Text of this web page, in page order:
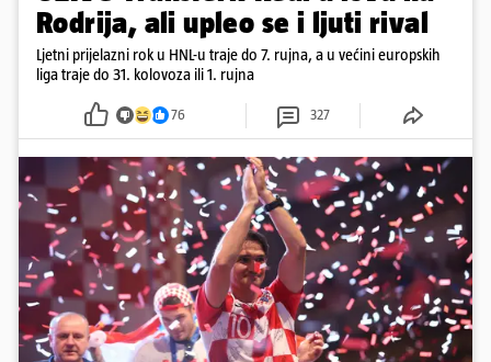
Rodrija, ali upleo se i ljuti rival
Ljetni prijelazni rok u HNL-u traje do 7. rujna, a u većini europskih
liga traje do 31. kolovoza ili 1. rujna
76 327